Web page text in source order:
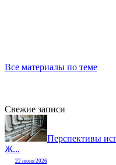
Все материалы по теме
Свежие записи
Перспективы
Ж...
22 июня 2026